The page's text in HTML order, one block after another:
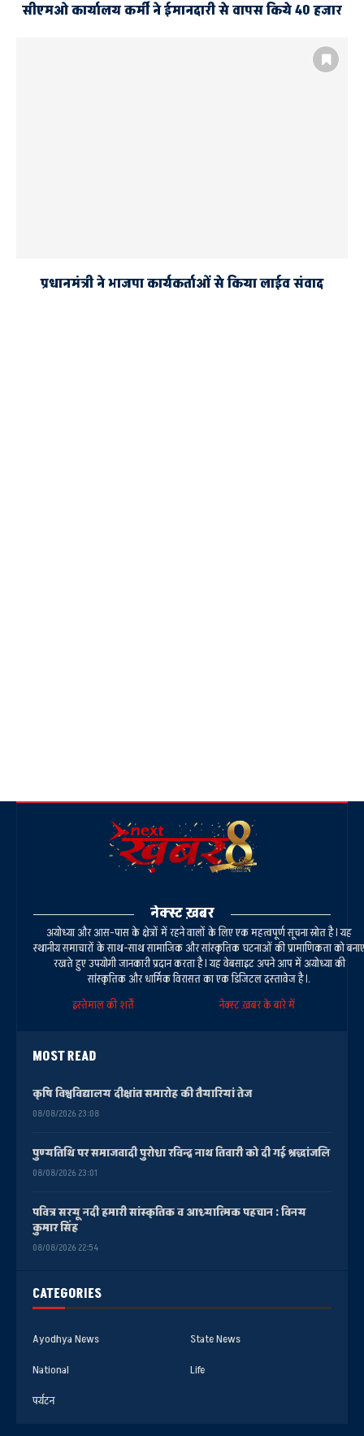
सीएमओ कार्यालय कर्मी ने ईमानदारी से वापस किये 40 हजार
प्रधानमंत्री ने भाजपा कार्यकर्ताओं से किया लाईव संवाद
CATEGORIES
Ayodhya News
State News
National
Life
पर्यटन
नेक्स्ट ख़बर
अयोध्या और आस-पास के क्षेत्रों में रहने वालों के लिए एक महत्वपूर्ण सूचना स्रोत है। यह
स्थानीय समाचारों के साथ-साथ सामाजिक और सांस्कृतिक घटनाओं की प्रामाणिकता को बनाए
रखते हुए उपयोगी जानकारी प्रदान करता है। यह वेबसाइट अपने आप में अयोध्या की
सांस्कृतिक और धार्मिक विरासत का एक डिजिटल दस्तावेज है।.
इस्तेमाल की शर्तें
नेक्स्ट ख़बर के बारे में
MOST READ
कृषि विश्वविद्यालय दीक्षांत समारोह की तैयारियां तेज
08/08/2026 23:08
पुण्यतिथि पर समाजवादी पुरोधा रविन्द्र नाथ तिवारी को दी गई श्रद्धांजलि
08/08/2026 23:01
पवित्र सरयू नदी हमारी सांस्कृतिक व आध्यात्मिक पहचान : विनय
कुमार सिंह
08/08/2026 22:54